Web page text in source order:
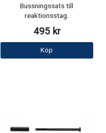
Bussningssats till
reaktionsstag.
495 kr
Köp